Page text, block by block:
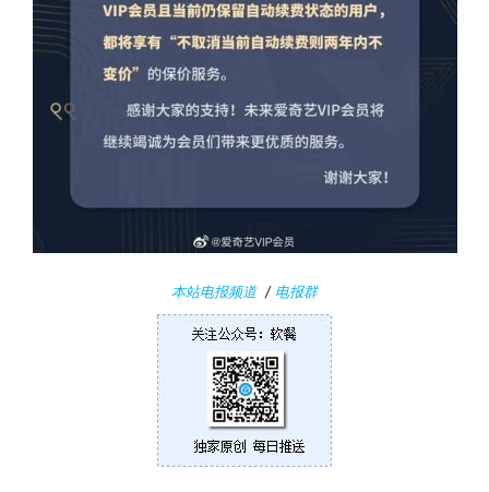
本站电报频道/ 电报群